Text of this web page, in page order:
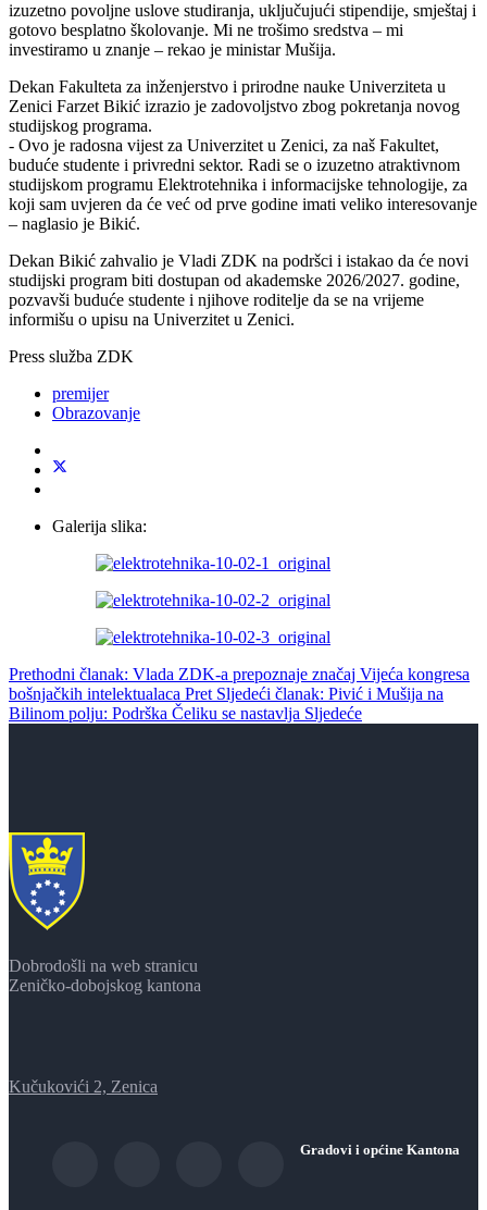
izuzetno povoljne uslove studiranja, uključujući stipendije, smještaj i
gotovo besplatno školovanje. Mi ne trošimo sredstva – mi
investiramo u znanje – rekao je ministar Mušija.
Dekan Fakulteta za inženjerstvo i prirodne nauke Univerziteta u
Zenici Farzet Bikić izrazio je zadovoljstvo zbog pokretanja novog
studijskog programa.
- Ovo je radosna vijest za Univerzitet u Zenici, za naš Fakultet,
buduće studente i privredni sektor. Radi se o izuzetno atraktivnom
studijskom programu Elektrotehnika i informacijske tehnologije, za
koji sam uvjeren da će već od prve godine imati veliko interesovanje
– naglasio je Bikić.
Dekan Bikić zahvalio je Vladi ZDK na podršci i istakao da će novi
studijski program biti dostupan od akademske 2026/2027. godine,
pozvavši buduće studente i njihove roditelje da se na vrijeme
informišu o upisu na Univerzitet u Zenici.
Press služba ZDK
premijer
Obrazovanje
Galerija slika:
Prethodni članak: Vlada ZDK-a prepoznaje značaj Vijeća kongresa
bošnjačkih intelektualaca Pret Sljedeći članak: Pivić i Mušija na
Bilinom polju: Podrška Čeliku se nastavlja Sljedeće
Dobrodošli na web stranicu
Zeničko-dobojskog kantona
Kučukovići 2, Zenica
Gradovi i općine Kantona